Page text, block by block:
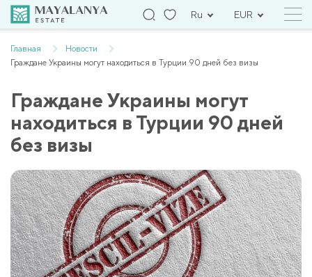
Ru EUR
Главная
Новости
Граждане Украины могут находиться в Турции 90 дней без визы
Граждане Украины могут
находиться в Турции 90 дней
без визы